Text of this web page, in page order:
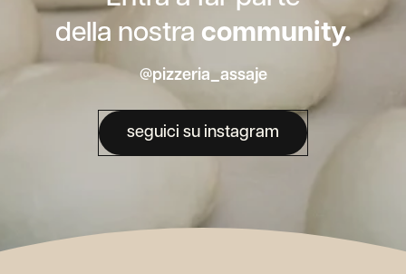
della nostra community.
@pizzeria_assaje
seguici su instagram